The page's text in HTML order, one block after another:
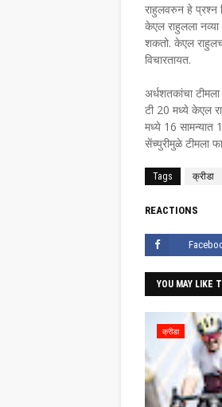
राहुलवरुन हे प्रश्न
केएल राहुलला
शकतो. केएल
विचारतायत.
अर्धशतकांचा
टी 20 मध्ये केएल
मध्ये 16 सामन्यात
सेंच्युरीमुळे टीमला
Tags क्रीडा
REACTIONS
YOU MAY LIKE
क्रीडा